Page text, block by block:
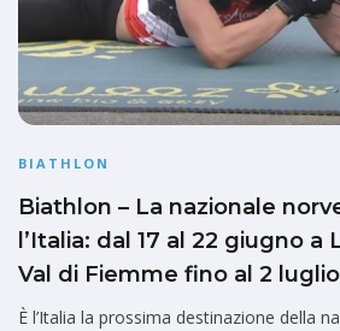
BIATHLON
Biathlon – La nazionale
l’Italia: dal 17 al 22 giugno a
Val di Fiemme fino al 2 luglio
È l’Italia la prossima destinazione della